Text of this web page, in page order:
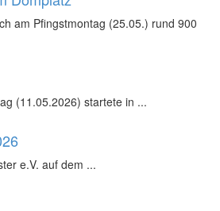
am Pfingstmontag (25.05.) rund 900
(11.05.2026) startete in ...
e.V. auf dem ...